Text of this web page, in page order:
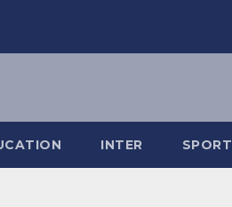
INTER SPORT